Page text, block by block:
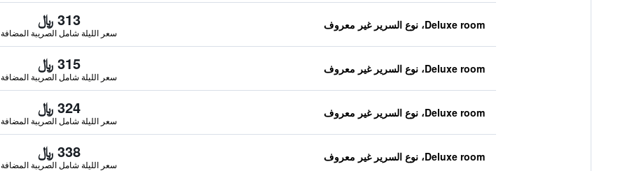
Deluxe room، نوع السرير غير معروف 313 ﷼
سعر الليلة شامل الصريبة المضافة
Deluxe room، نوع السرير غير معروف 315 ﷼
سعر الليلة شامل الصريبة المضافة
Deluxe room، نوع السرير غير معروف 324 ﷼
سعر الليلة شامل الصريبة المضافة
Deluxe room، نوع السرير غير معروف 338 ﷼
سعر الليلة شامل الصريبة المضافة